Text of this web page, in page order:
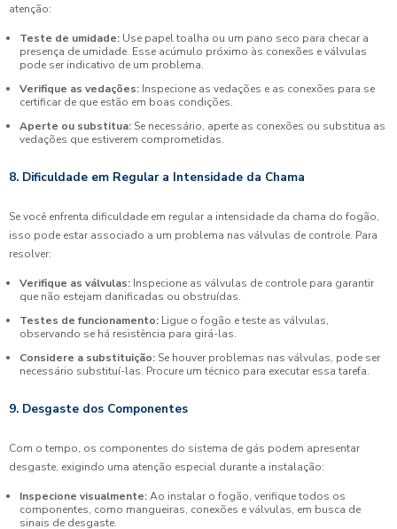
atenção:
Teste de umidade: Use papel toalha ou um pano seco para checar a
presença de umidade. Esse acúmulo próximo às conexões e válvulas
pode ser indicativo de um problema.
Verifique as vedações: Inspecione as vedações e as conexões para se
certificar de que estão em boas condições.
Aperte ou substitua: Se necessário, aperte as conexões ou substitua as
vedações que estiverem comprometidas.
8. Dificuldade em Regular a Intensidade da Chama
Se você enfrenta dificuldade em regular a intensidade da chama do fogão,
isso pode estar associado a um problema nas válvulas de controle. Para
resolver:
Verifique as válvulas: Inspecione as válvulas de controle para garantir
que não estejam danificadas ou obstruídas.
Testes de funcionamento: Ligue o fogão e teste as válvulas,
observando se há resistência para girá-las.
Considere a substituição: Se houver problemas nas válvulas, pode ser
necessário substituí-las. Procure um técnico para executar essa tarefa.
9. Desgaste dos Componentes
Com o tempo, os componentes do sistema de gás podem apresentar
desgaste, exigindo uma atenção especial durante a instalação:
Inspecione visualmente:Ao instalar o fogão, verifique todos os
componentes, como mangueiras, conexões e válvulas, em busca de
sinais de desgaste.